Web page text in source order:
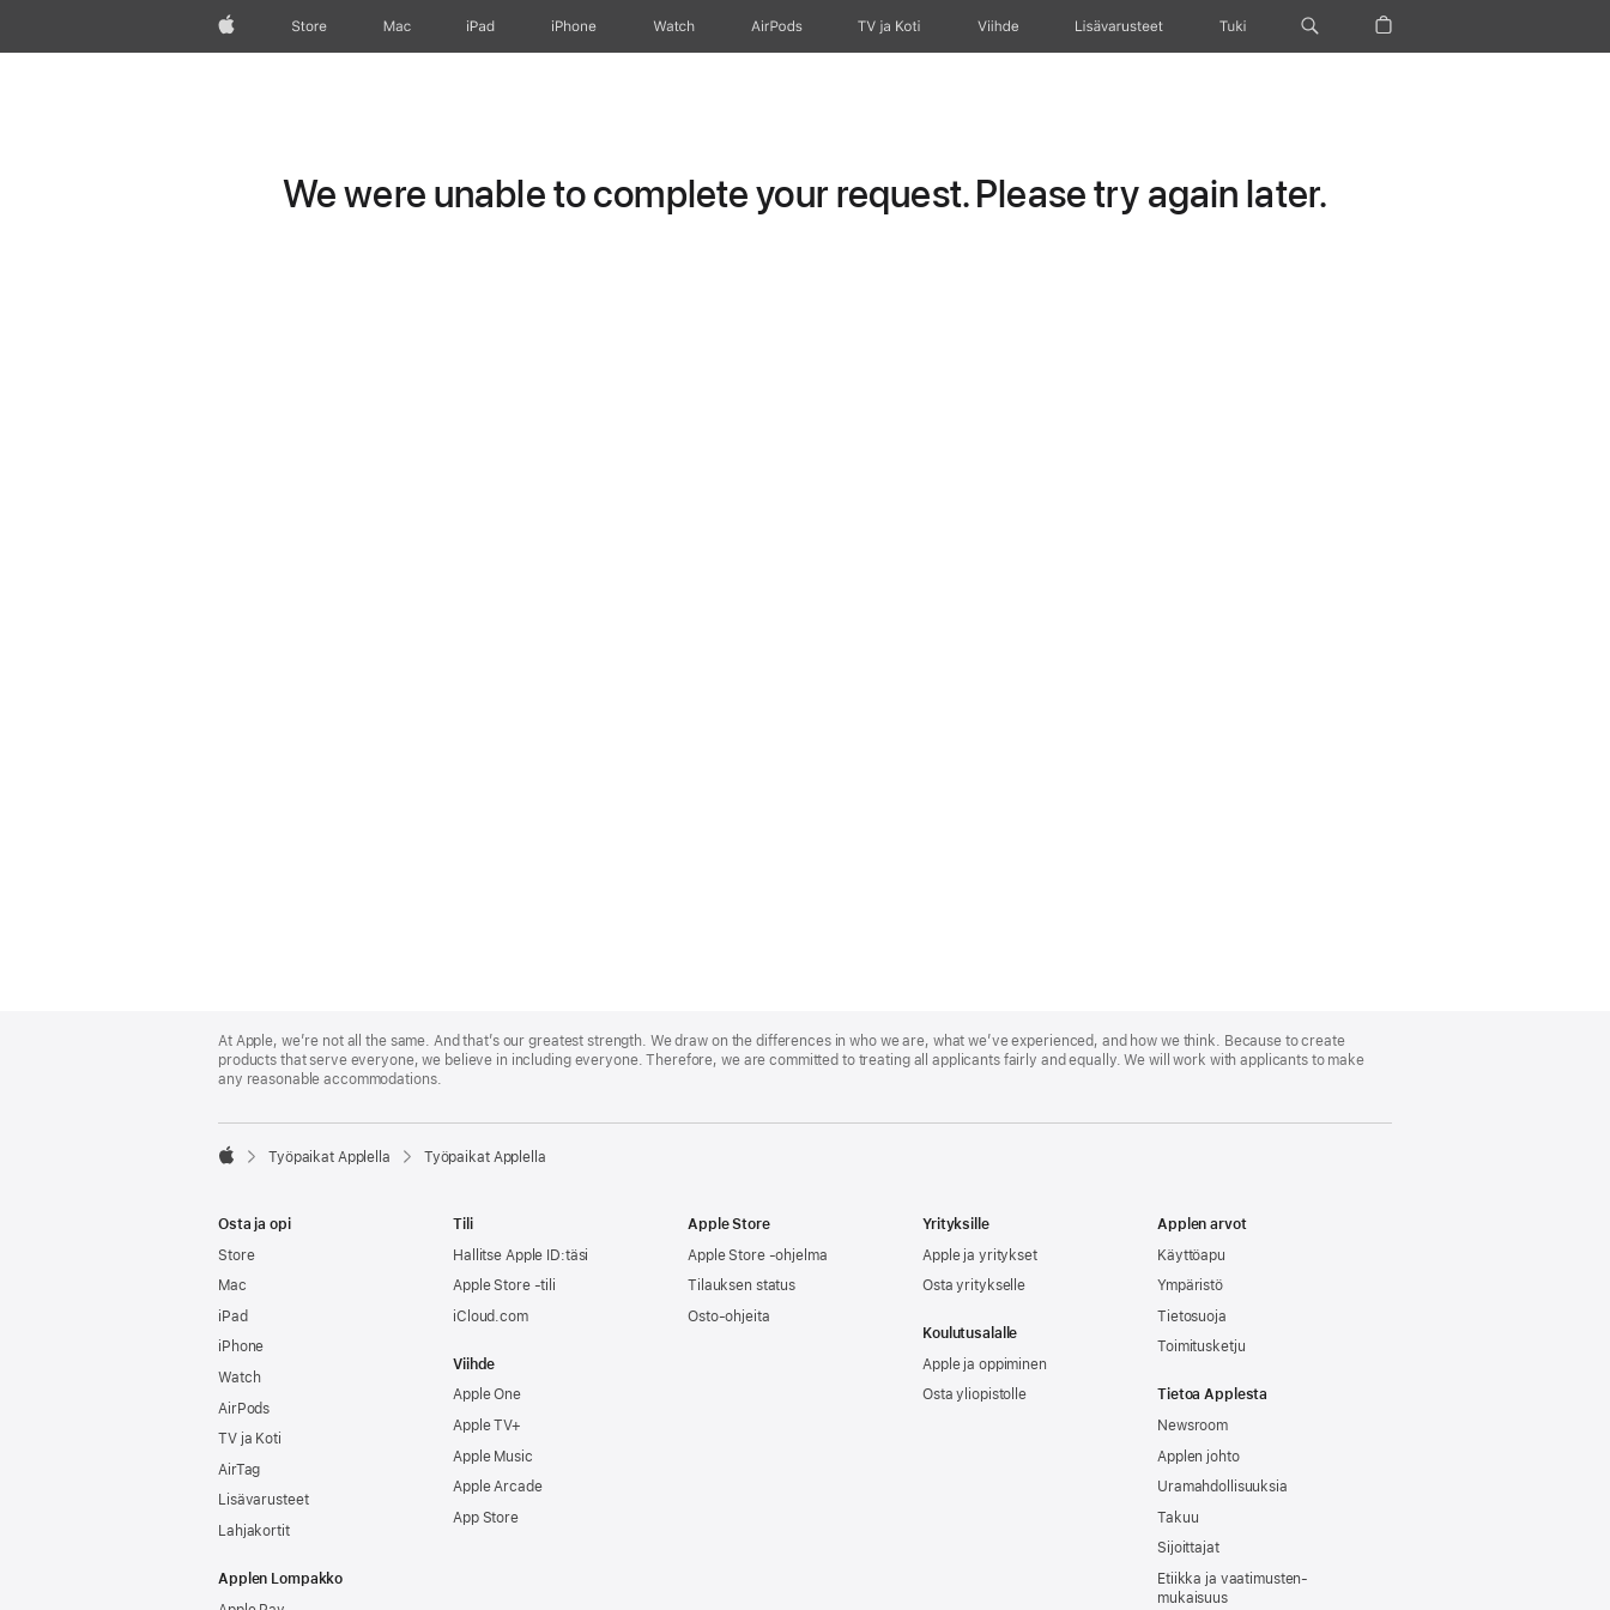
Apple Store Mac iPad iPhone Watch AirPods TV ja Koti Viihde Lisävarusteet Tuki
We were unable to complete your request. Please try again later.
Footer
At Apple, we’re not all the same. And that’s our greatest strength. We draw on the differences in who we are, what we’ve experienced, and how we think. Because to create
products that serve everyone, we believe in including everyone. Therefore, we are committed to treating all applicants fairly and equally. We will work with applicants to make
any reasonable accommodations.

Työpaikat Applella Työpaikat Applella
Osta ja opi
Store
Mac
iPad
iPhone
Watch
AirPods
TV ja Koti
AirTag
Lisävarusteet
Lahjakortit
Applen Lompakko
Tili
Hallitse Apple ID:täsi
Apple Store -tili
iCloud.com
Viihde
Apple One
Apple TV+
Apple Music
Apple Arcade
App Store
Apple Store
Apple Store -ohjelma
Tilauksen status
Osto-ohjeita
Yrityksille
Apple ja yritykset
Osta yritykselle
Koulutusalalle
Apple ja oppiminen
Osta yliopistolle
Applen arvot
Käyttöapu
Ympäristö
Tietosuoja
Toimitusketju
Tietoa Applesta
Newsroom
Applen johto
Uramahdollisuuksia
Takuu
Sijoittajat
Etiikka ja vaatimusten­
mukaisuus